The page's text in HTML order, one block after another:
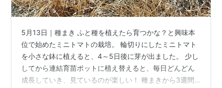
5月13日｜種まき ふと種を植えたら育つかな？と興味本
位で始めたミニトマトの栽培。 輪切りにしたミニトマト
を小さな鉢に植えると、4～5日後に芽が出ました。 少し
してから連結育苗ポットに植え替えると、毎日どんどん
成長していき、見ているのが楽しい！ 種まきから3週間